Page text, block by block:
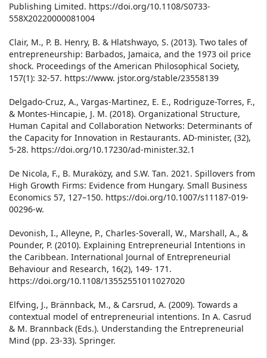
Publishing Limited. https://doi.org/10.1108/S0733-
558X20220000081004
Clair, M., P. B. Henry, B. & Hlatshwayo, S. (2013). Two tales of
entrepreneurship: Barbados, Jamaica, and the 1973 oil price
shock. Proceedings of the American Philosophical Society,
157(1): 32-57. https://www. jstor.org/stable/23558139
Delgado-Cruz, A., Vargas-Martinez, E. E., Rodriguze-Torres, F.,
& Montes-Hincapie, J. M. (2018). Organizational Structure,
Human Capital and Collaboration Networks: Determinants of
the Capacity for Innovation in Restaurants. AD-minister, (32),
5-28. https://doi.org/10.17230/ad-minister.32.1
De Nicola, F., B. Muraközy, and S.W. Tan. 2021. Spillovers from
High Growth Firms: Evidence from Hungary. Small Business
Economics 57, 127–150. https://doi.org/10.1007/s11187-019-
00296-w.
Devonish, I., Alleyne, P., Charles-Soverall, W., Marshall, A., &
Pounder, P. (2010). Explaining Entrepreneurial Intentions in
the Caribbean. International Journal of Entrepreneurial
Behaviour and Research, 16(2), 149- 171.
https://doi.org/10.1108/13552551011027020
Elfving, J., Brännback, M., & Carsrud, A. (2009). Towards a
contextual model of entrepreneurial intentions. In A. Casrud
& M. Brannback (Eds.). Understanding the Entrepreneurial
Mind (pp. 23-33). Springer.